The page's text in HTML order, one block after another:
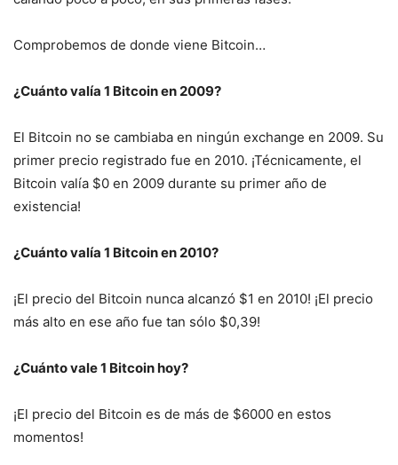
Comprobemos de donde viene Bitcoin…
¿Cuánto valía 1 Bitcoin en 2009?
El Bitcoin no se cambiaba en ningún exchange en 2009. Su
primer precio registrado fue en 2010. ¡Técnicamente, el
Bitcoin valía $0 en 2009 durante su primer año de
existencia!
¿Cuánto valía 1 Bitcoin en 2010?
¡El precio del Bitcoin nunca alcanzó $1 en 2010! ¡El precio
más alto en ese año fue tan sólo $0,39!
¿Cuánto vale 1 Bitcoin hoy?
¡El precio del Bitcoin es de más de $6000 en estos
momentos!